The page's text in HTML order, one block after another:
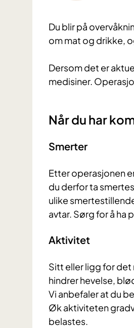
Du blir på
om mat og drikke,
Dersom det er
medisiner.
Når du har
Smerter
Etter operasjonen
du derfor ta
ulike
avtar. Sørg for å ha
Aktivitet
Sitt eller ligg for
hindrer hevelse,
Vi anbefaler at du
Øk aktiviteten
belastes.